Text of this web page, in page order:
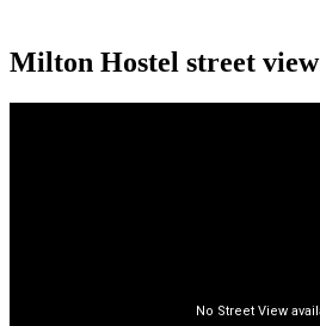
Milton Hostel street view